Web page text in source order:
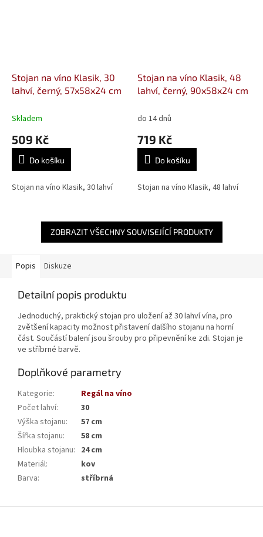
Stojan na víno Klasik, 30
lahví, černý, 57x58x24 cm
Skladem
509 Kč
Do košíku
Stojan na víno Klasik, 30 lahví
Stojan na víno Klasik, 48
lahví, černý, 90x58x24 cm
do 14 dnů
719 Kč
Do košíku
Stojan na víno Klasik, 48 lahví
ZOBRAZIT VŠECHNY SOUVISEJÍCÍ PRODUKTY
Popis Diskuze
Detailní popis produktu
Jednoduchý, praktický stojan pro uložení až 30 lahví vína, pro
zvětšení kapacity možnost přistavení dalšího stojanu na horní
část. Součástí balení jsou šrouby pro připevnění ke zdi. Stojan je
ve stříbrné barvě.
Doplňkové parametry
Kategorie:
Regál na víno
Počet lahví:
30
Výška stojanu:
57 cm
Šířka stojanu:
58 cm
Hloubka stojanu: 24 cm
Materiál:
kov
Barva: stříbrná